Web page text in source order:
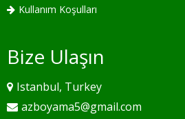
Kullanım Koşulları
Bize Ulaşın
Istanbul, Turkey
azboyama5@gmail.com